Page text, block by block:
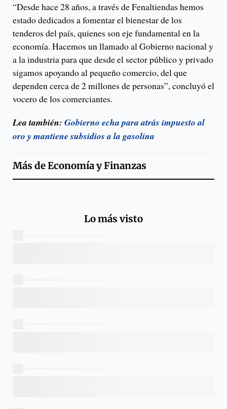
“Desde hace 28 años, a través de Fenaltiendas hemos
estado dedicados a fomentar el bienestar de los
tenderos del país, quienes son eje fundamental en la
economía. Hacemos un llamado al Gobierno nacional y
a la industria para que desde el sector público y privado
sigamos apoyando al pequeño comercio, del que
dependen cerca de 2 millones de personas”, concluyó el
vocero de los comerciantes.
Lea también: Gobierno echa para atrás impuesto al
oro y mantiene subsidios a la gasolina
Más deEconomía y Finanzas
Lo más visto